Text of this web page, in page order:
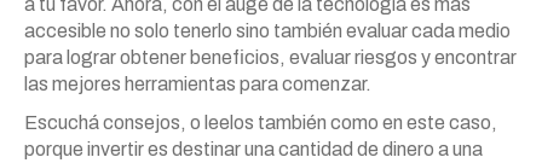
a tu favor. Ahora, con el auge de la tecnología es más
accesible no solo tenerlo sino también evaluar cada medio
para lograr obtener beneficios, evaluar riesgos y encontrar
las mejores herramientas para comenzar.
Escuchá consejos, o leelos también como en este caso,
porque invertir es destinar una cantidad de dinero a una